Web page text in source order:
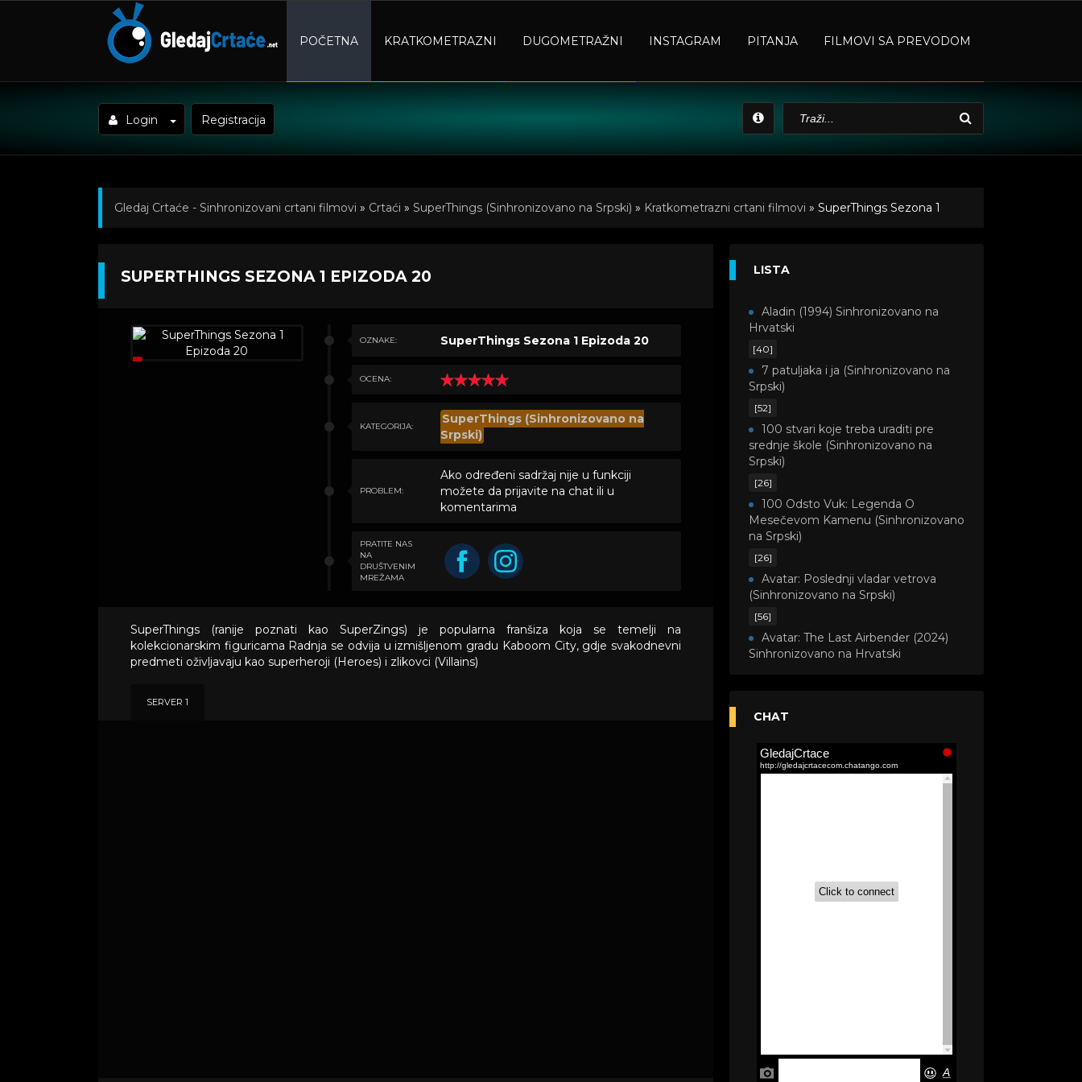
POČETNA KRATKOMETRAZNI DUGOMETRAŽNI INSTAGRAM PITANJA FILMOVI SA PREVODOM
Login Registracija
Gledaj Crtaće - Sinhronizovani crtani filmovi » Crtaći » SuperThings (Sinhronizovano na Srpski) » Kratkometrazni crtani filmovi » SuperThings Sezona 1
SUPERTHINGS SEZONA 1 EPIZODA 20
OZNAKE: SuperThings Sezona 1 Epizoda 20
OCENA:
KATEGORIJA:
SuperThings (Sinhronizovano na
Srpski)
PROBLEM:
Ako određeni sadržaj nije u funkciji
možete da prijavite na chat ili u
komentarima
PRATITE NAS
NA
DRUŠTVENIM
MREŽAMA
SuperThings (ranije poznati kao SuperZings) je popularna franšiza koja se temelji na
kolekcionarskim figuricama Radnja se odvija u izmišljenom gradu Kaboom City, gdje svakodnevni
predmeti oživljavaju kao superheroji (Heroes) i zlikovci (Villains)
SERVER 1
LISTA
Aladin (1994) Sinhronizovano na
Hrvatski
[40]
7 patuljaka i ja (Sinhronizovano na
Srpski)
[52]
100 stvari koje treba uraditi pre
srednje škole (Sinhronizovano na
Srpski)
[26]
100 Odsto Vuk: Legenda O
Mesečevom Kamenu (Sinhronizovano
na Srpski)
[26]
Avatar: Poslednji vladar vetrova
(Sinhronizovano na Srpski)
[56]
Avatar: The Last Airbender (2024)
Sinhronizovano na Hrvatski
(Sinhronizovano na Srpski)
Akademija čarolija (Wits Academy)
Sinhronizovano na Srpski
Tunes,2020) Sinhronizovano na Srpski
Okura (Sinhronizovano na Srpski)
CHAT